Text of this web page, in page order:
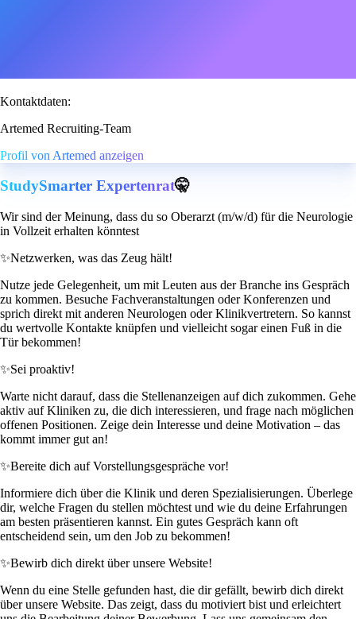
Kontaktdaten:
Artemed Recruiting-Team
Profil von Artemed anzeigen
StudySmarter Expertenrat🤫
Wir sind der Meinung, dass du so Oberarzt (m/w/d) für die Neurologie
in Vollzeit erhalten könntest
✨Netzwerken, was das Zeug hält!
Nutze jede Gelegenheit, um mit Leuten aus der Branche ins Gespräch
zu kommen. Besuche Fachveranstaltungen oder Konferenzen und
sprich direkt mit anderen Neurologen oder Klinikvertretern. So kannst
du wertvolle Kontakte knüpfen und vielleicht sogar einen Fuß in die
Tür bekommen!
✨Sei proaktiv!
Warte nicht darauf, dass die Stellenanzeigen auf dich zukommen. Gehe
aktiv auf Kliniken zu, die dich interessieren, und frage nach möglichen
offenen Positionen. Zeige dein Interesse und deine Motivation – das
kommt immer gut an!
✨Bereite dich auf Vorstellungsgespräche vor!
Informiere dich über die Klinik und deren Spezialisierungen. Überlege
dir, welche Fragen du stellen möchtest und wie du deine Erfahrungen
am besten präsentieren kannst. Ein gutes Gespräch kann oft
entscheidend sein, um den Job zu bekommen!
✨Bewirb dich direkt über unsere Website!
Wenn du eine Stelle gefunden hast, die dir gefällt, bewirb dich direkt
über unsere Website. Das zeigt, dass du motiviert bist und erleichtert